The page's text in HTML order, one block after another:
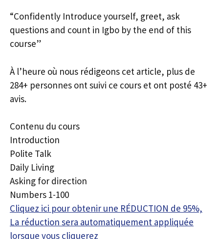
“Confidently Introduce yourself, greet, ask
questions and count in Igbo by the end of this
course”
À l’heure où nous rédigeons cet article, plus de
284+ personnes ont suivi ce cours et ont posté 43+
avis.
Contenu du cours
Introduction
Polite Talk
Daily Living
Asking for direction
Numbers 1-100
Cliquez ici pour obtenir une RÉDUCTION de 95%,
La réduction sera automatiquement appliquée
lorsque vous cliquerez